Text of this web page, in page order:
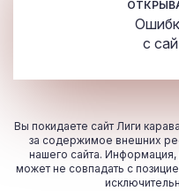
с
Вы покидаете сайт Лиги
за содержимое внешних
нашего сайта.
может не совпадать с